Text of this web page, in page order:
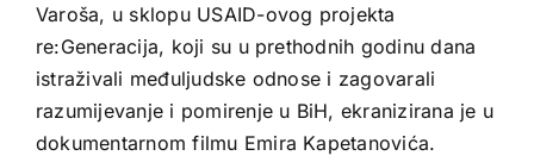
Varoša, u sklopu USAID-ovog projekta
re:Generacija, koji su u prethodnih godinu dana
istraživali međuljudske odnose i zagovarali
razumijevanje i pomirenje u BiH, ekranizirana je u
dokumentarnom filmu Emira Kapetanovića.